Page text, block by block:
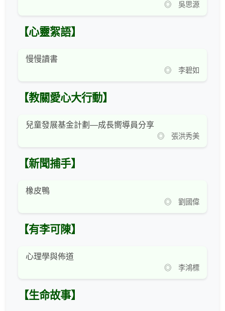
◎ 吳思源
【心靈絮語】
慢慢讀書
◎ 李碧如
【教關愛心大行動】
兒童發展基金計劃—成長嚮導員分享
◎ 張洪秀美
【新聞捕手】
橡皮鴨
◎ 劉國偉
【有李可陳】
心理學與佈道
◎ 李鴻標
【生命故事】